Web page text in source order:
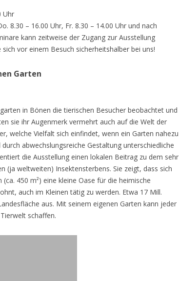
Uhr
8.30 – 16.00 Uhr, Fr. 8.30 – 14.00 Uhr und nach
kann zeitweise der Zugang zur Ausstellung
vor einem Besuch sicherheitshalber bei uns!
Garten
in Bönen die tierischen Besucher beobachtet und
sie ihr Augenmerk vermehrt auch auf die Welt der
welche Vielfalt sich einfindet, wenn ein Garten nahezu
abwechslungsreiche Gestaltung unterschiedliche
die Ausstellung einen lokalen Beitrag zu dem sehr
(ja weltweiten) Insektensterbens. Sie zeigt, dass sich
450 m²) eine kleine Oase für die heimische
auch im Kleinen tätig zu werden. Etwa 17 Mill.
aus. Mit seinem eigenen Garten kann jeder
schaffen.